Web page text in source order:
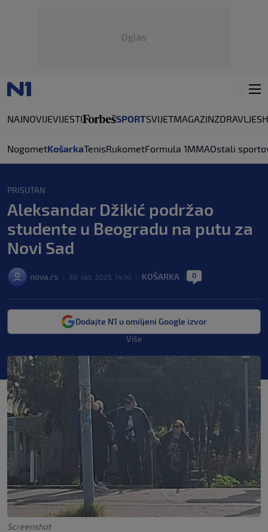
Oglas
NAJNOVIJEVIJESTI SPORTSVIJETMAGAZINZDRAVLJE
NogometKošarkaTenisRukometFormula 1MMAOstali
PRISUTAN
Aleksandar Džikić podržao
studente u Beogradu na putu za
Novi Sad
nova.rs 30. okt. 2025. 14:10 KOŠARKA 0
Dodajte N1 u omiljeni Google izvor
Više
Screenshot